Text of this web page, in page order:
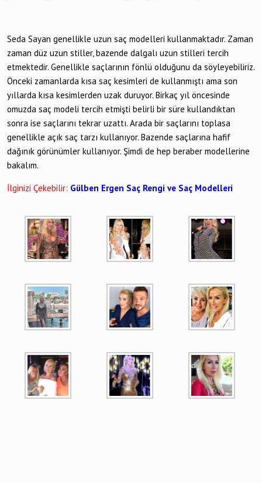
Seda Sayan genellikle uzun saç modelleri kullanmaktadır. Zaman
zaman düz uzun stiller, bazende dalgalı uzun stilleri tercih
etmektedir. Genellikle saçlarının fönlü olduğunu da söyleyebiliriz.
Önceki zamanlarda kısa saç kesimleri de kullanmıştı ama son
yıllarda kısa kesimlerden uzak duruyor. Birkaç yıl öncesinde
omuzda saç modeli tercih etmişti belirli bir süre kullandıktan
sonra ise saçlarını tekrar uzattı. Arada bir saçlarını toplasa
genellikle açık saç tarzı kullanıyor. Bazende saçlarına hafif
dağınık görünümler kullanıyor. Şimdi de hep beraber modellerine
bakalım.
İlginizi Çekebilir: Gülben Ergen Saç Rengi ve Saç Modelleri